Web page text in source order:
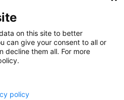
on this site to better
can give your consent to all or
decline them all. For more
policy